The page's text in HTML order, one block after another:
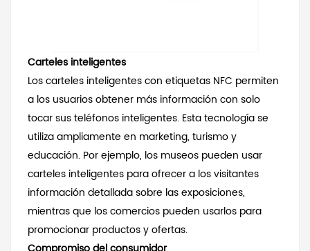
Carteles inteligentes
Los carteles inteligentes con etiquetas NFC permiten
a los usuarios obtener más información con solo
tocar sus teléfonos inteligentes. Esta tecnología se
utiliza ampliamente en marketing, turismo y
educación. Por ejemplo, los museos pueden usar
carteles inteligentes para ofrecer a los visitantes
información detallada sobre las exposiciones,
mientras que los comercios pueden usarlos para
promocionar productos y ofertas.